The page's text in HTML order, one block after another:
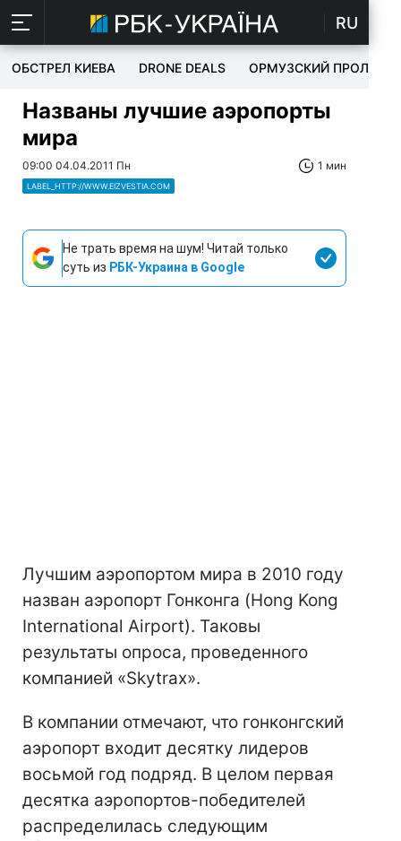
RU
ОБСТРЕЛ КИЕВА DRONE DEALS ОРМУЗСКИЙ ПРОЛИВ
Названы лучшие аэропорты
мира
09:00 04.04.2011 Пн 1 мин
LABEL_HTTP://WWW.EIZVESTIA.COM
Не трать время на шум! Читай только
суть из РБК-Украина в Google
Лучшим аэропортом мира в 2010 году
назван аэропорт Гонконга (Hong Kong
International Airport). Таковы
результаты опроса, проведенного
компанией «Skytrax».
В компании отмечают, что гонконгский
аэропорт входит десятку лидеров
восьмой год подряд. В целом первая
десятка аэропортов-победителей
распределилась следующим